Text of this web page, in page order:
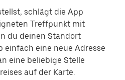
schlägt die App
Treffpunkt mit
du deinen Standort
einfach eine neue Adresse
eine beliebige Stelle
auf der Karte.